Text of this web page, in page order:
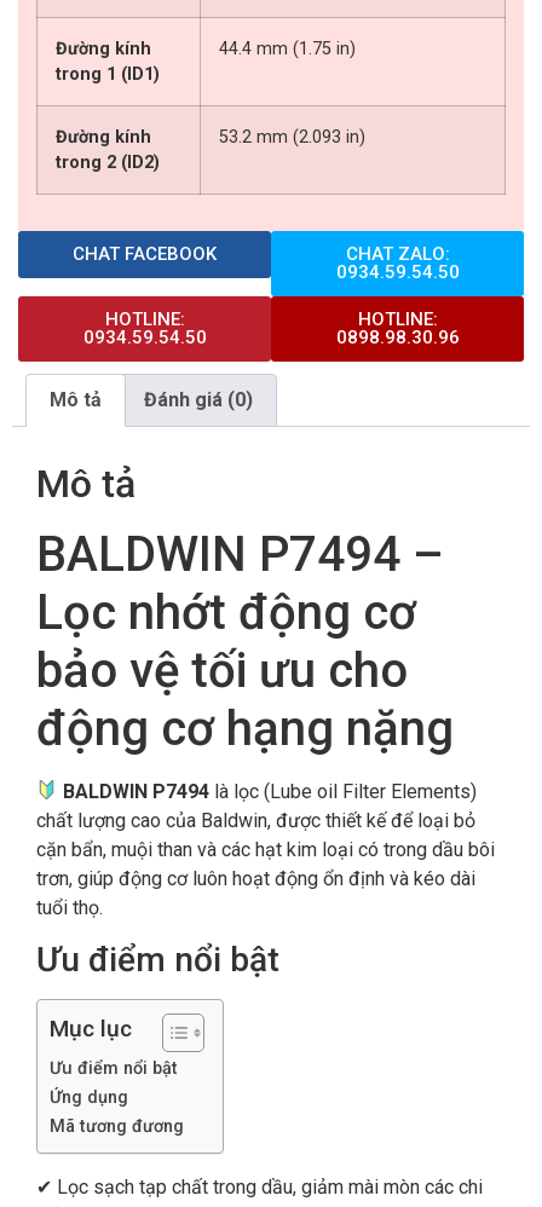
Đường kính
trong 1 (ID1)
44.4 mm (1.75 in)
Đường kính
trong 2 (ID2)
53.2 mm (2.093 in)
CHAT FACEBOOK
CHAT ZALO:
0934.59.54.50
HOTLINE:
0934.59.54.50
HOTLINE:
0898.98.30.96
Mô tả Đánh giá (0)
Mô tả
BALDWIN P7494 –
Lọc nhớt động cơ
bảo vệ tối ưu cho
động cơ hạng nặng
BALDWIN P7494 là lọc (Lube oil Filter Elements)
chất lượng cao của Baldwin, được thiết kế để loại bỏ
cặn bẩn, muội than và các hạt kim loại có trong dầu bôi
trơn, giúp động cơ luôn hoạt động ổn định và kéo dài
tuổi thọ.
Ưu điểm nổi bật
Mục lục
Ưu điểm nổi bật
Ứng dụng
Mã tương đương
✔ Lọc sạch tạp chất trong dầu, giảm mài mòn các chi